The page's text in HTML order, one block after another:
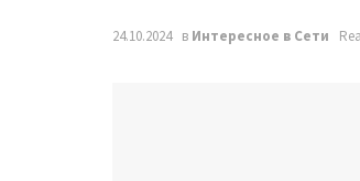
24.10.2024 в Интересное в Сети